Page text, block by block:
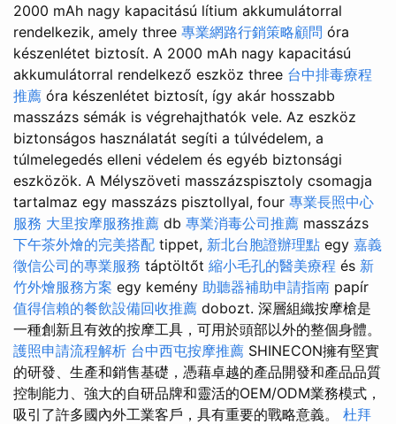
2000 mAh nagy kapacitású lítium akkumulátorral
rendelkezik, amely three 專業網路行銷策略顧問 óra
készenlétet biztosít. A 2000 mAh nagy kapacitású
akkumulátorral rendelkező eszköz three 台中排毒療程
推薦 óra készenlétet biztosít, így akár hosszabb
masszázs sémák is végrehajthatók vele. Az eszköz
biztonságos használatát segíti a túlvédelem, a
túlmelegedés elleni védelem és egyéb biztonsági
eszközök. A Mélyszöveti masszázspisztoly csomagja
tartalmaz egy masszázs pisztollyal, four 專業長照中心
服務 大里按摩服務推薦 db 專業消毒公司推薦 masszázs
下午茶外燴的完美搭配 tippet, 新北台胞證辦理點 egy 嘉義
徵信公司的專業服務 táptöltőt 縮小毛孔的醫美療程 és 新
竹外燴服務方案 egy kemény 助聽器補助申請指南 papír
值得信賴的餐飲設備回收推薦 dobozt. 深層組織按摩槍是
一種創新且有效的按摩工具，可用於頭部以外的整個身體。
護照申請流程解析 台中西屯按摩推薦 SHINECON擁有堅實
的研發、生產和銷售基礎，憑藉卓越的產品開發和產品品質
控制能力、強大的自研品牌和靈活的OEM/ODM業務模式，
吸引了許多國內外工業客戶，具有重要的戰略意義。 杜拜